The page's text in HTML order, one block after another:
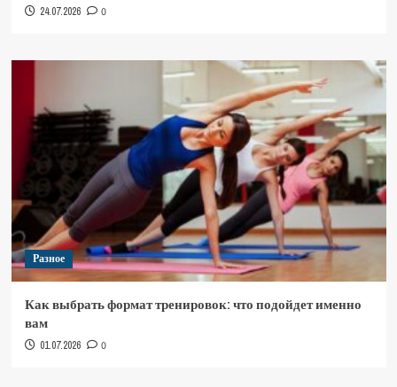
24.07.2026 0
Разное
Как выбрать формат тренировок: что подойдет именно
вам
01.07.2026 0